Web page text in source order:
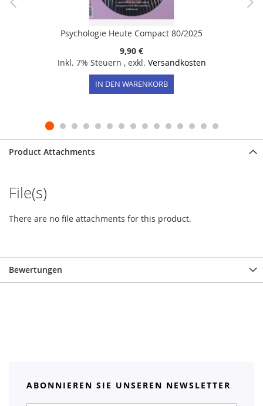
Psychologie Heute Compact 80/2025
9,90 €
Inkl. 7% Steuern , exkl. Versandkosten
IN DEN WARENKORB
Product Attachments
File(s)
There are no file attachments for this product.
Bewertungen
ABONNIEREN SIE UNSEREN NEWSLETTER